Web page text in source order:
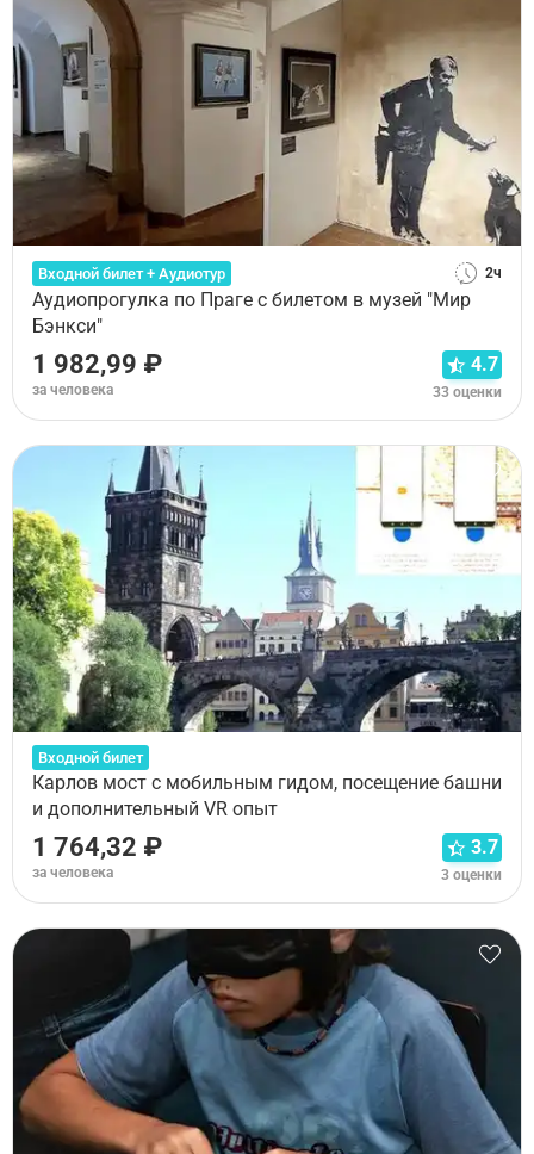
Входной билет + Аудиотур 2ч
Аудиопрогулка по Праге с билетом в музей "Мир
Бэнкси"
1 982,99 ₽
за человека
4.7
33 оценки
Входной билет
Карлов мост с мобильным гидом, посещение башни
и дополнительный VR опыт
1 764,32 ₽
за человека
3.7
3 оценки